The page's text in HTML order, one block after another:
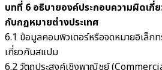
บทที่ 6 อธิบายองค์ประกอบความผิดเกี่
กับกฎหมายต่างประเทศ
6.1 ข้อมูลคอมพิวเตอร์หรือจดหมายอิเล็ก
เกี่ยวกับสแปม
6.2 วัตถุประสงค์เชิงพาณิชย์